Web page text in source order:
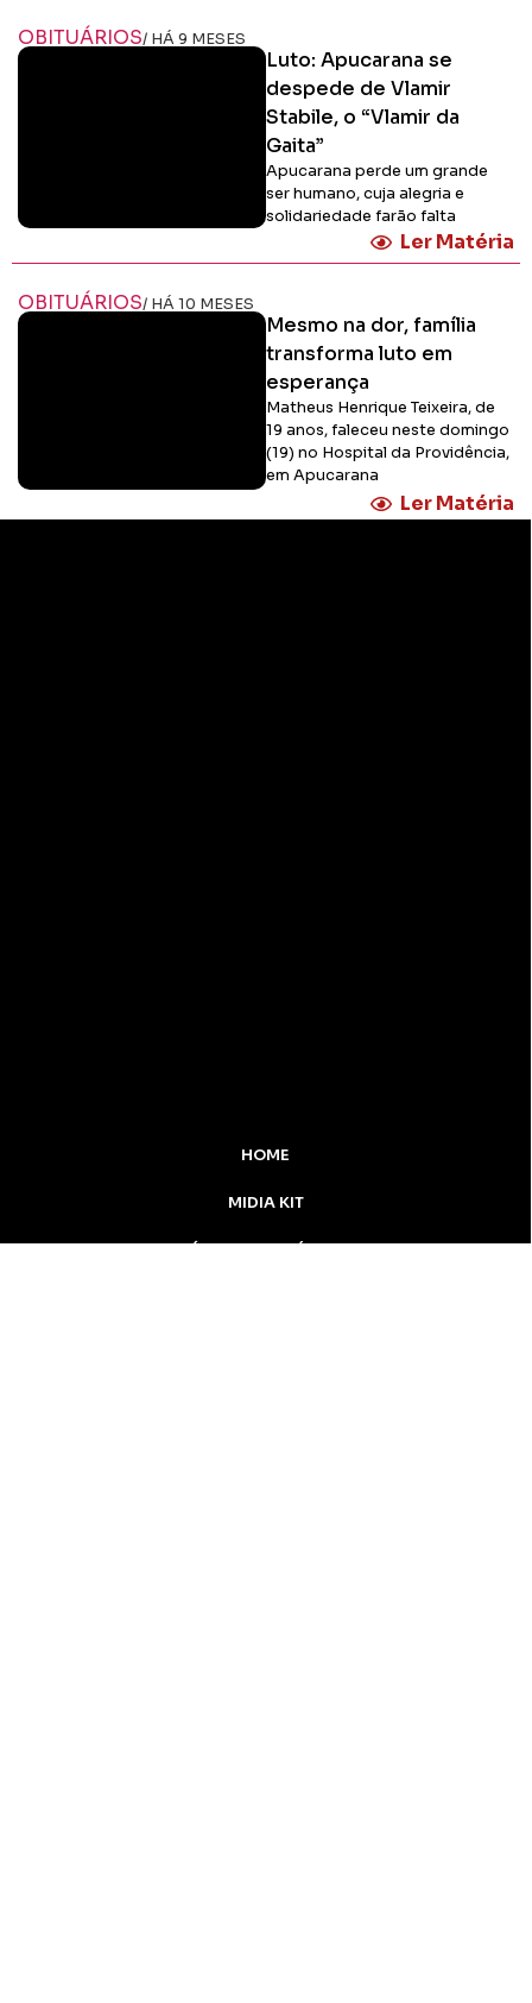
OBITUÁRIOS/ HÁ 9 MESES
Luto: Apucarana se
despede de Vlamir
Stabile, o “Vlamir da
Gaita”
Apucarana perde um grande
ser humano, cuja alegria e
solidariedade farão falta
Ler Matéria
OBITUÁRIOS/ HÁ 10 MESES
Mesmo na dor, família
transforma luto em
esperança
Matheus Henrique Teixeira, de
19 anos, faleceu neste domingo
(19) no Hospital da Providência,
em Apucarana
Ler Matéria
HOME
MIDIA KIT